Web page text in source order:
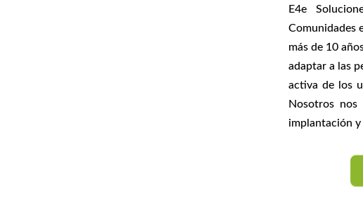
E4e
Comunidades
más de 10
adaptar a las
activa de los
Nosotros
implantación